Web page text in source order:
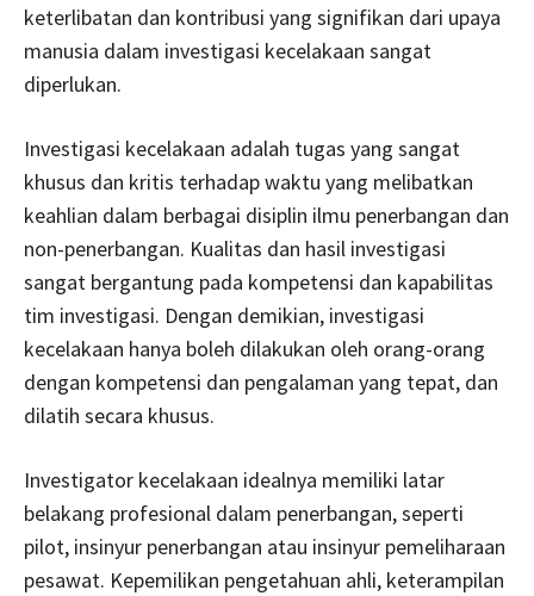
keterlibatan dan kontribusi yang signifikan dari upaya
manusia dalam investigasi kecelakaan sangat
diperlukan.
Investigasi kecelakaan adalah tugas yang sangat
khusus dan kritis terhadap waktu yang melibatkan
keahlian dalam berbagai disiplin ilmu penerbangan dan
non-penerbangan. Kualitas dan hasil investigasi
sangat bergantung pada kompetensi dan kapabilitas
tim investigasi. Dengan demikian, investigasi
kecelakaan hanya boleh dilakukan oleh orang-orang
dengan kompetensi dan pengalaman yang tepat, dan
dilatih secara khusus.
Investigator kecelakaan idealnya memiliki latar
belakang profesional dalam penerbangan, seperti
pilot, insinyur penerbangan atau insinyur pemeliharaan
pesawat. Kepemilikan pengetahuan ahli, keterampilan